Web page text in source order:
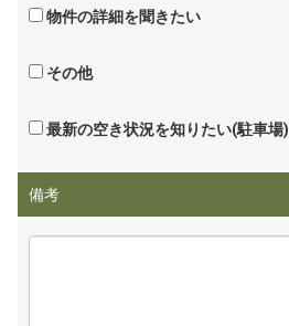
物件の詳細を聞きたい
その他
最新の空き状況を知りたい(駐車場)
備考